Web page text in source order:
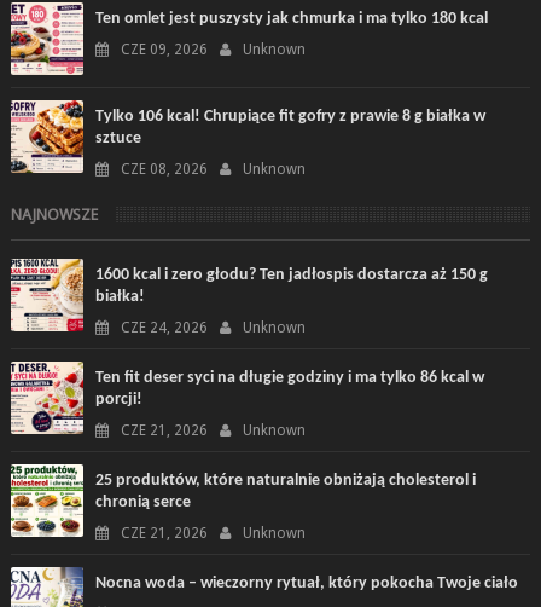
Ten omlet jest puszysty jak chmurka i ma tylko 180 kcal
CZE 09, 2026 Unknown
Tylko 106 kcal! Chrupiące fit gofry z prawie 8 g białka w
sztuce
CZE 08, 2026 Unknown
NAJNOWSZE
1600 kcal i zero głodu? Ten jadłospis dostarcza aż 150 g
białka!
CZE 24, 2026 Unknown
Ten fit deser syci na długie godziny i ma tylko 86 kcal w
porcji!
CZE 21, 2026 Unknown
25 produktów, które naturalnie obniżają cholesterol i
chronią serce
CZE 21, 2026 Unknown
Nocna woda – wieczorny rytuał, który pokocha Twoje ciało